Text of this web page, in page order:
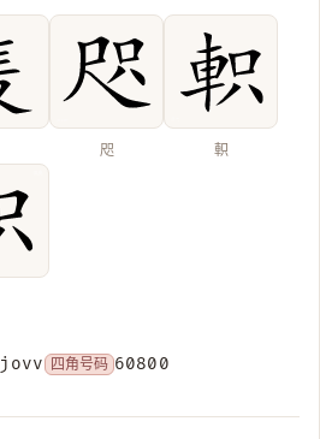
咫 軹
jovv 四角号码 60800